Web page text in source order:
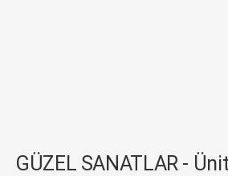
GÜZEL SANATLAR -